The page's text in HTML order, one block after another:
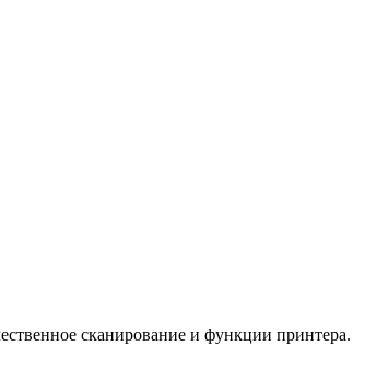
сканирование и функции принтера.